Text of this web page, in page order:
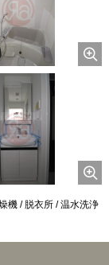
機 / 脱衣所 / 温水洗浄